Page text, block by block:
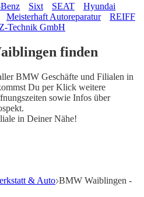
Sixt SEAT
Hyundai
Meisterhaft Autoreparatur
REIFF
Technik GmbH
finden
BMW Geschäfte und Filialen in
Du per Klick weitere
sowie Infos über
in Deiner Nähe!
& Auto BMW Waiblingen -